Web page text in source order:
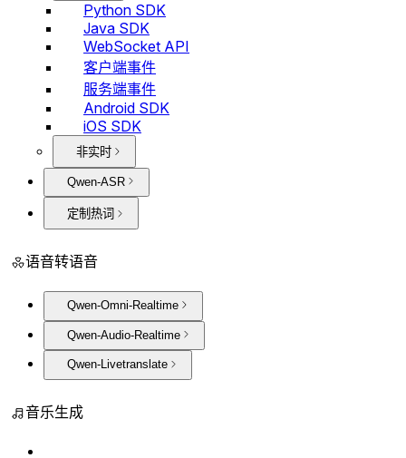
Python SDK
Java SDK
WebSocket API
客户端事件
服务端事件
Android SDK
iOS SDK
非实时
Qwen-ASR
定制热词
语音转语音
Qwen-Omni-Realtime
Qwen-Audio-Realtime
Qwen-Livetranslate
音乐生成